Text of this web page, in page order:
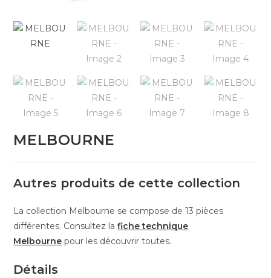
MELBOURNE
Autres produits de cette collection
La collection Melbourne se compose de 13 pièces
différentes. Consultez lafiche technique
Melbourne pour les découvrir toutes.
Détails